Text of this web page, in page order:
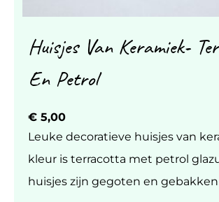
Huisjes Van Keramiek-
En Petrol
€ 5,00
Leuke decoratieve huisjes van
kleur is terracotta met petrol
huisjes zijn gegoten en